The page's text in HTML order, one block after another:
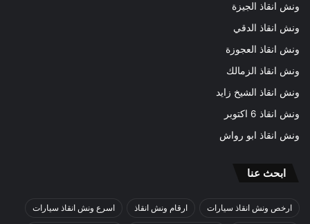
ونش انقاذ الجيزة
ونش انقاذ الدقي
ونش انقاذ العجوزة
ونش انقاذ الزمالك
ونش انقاذ الشيخ زايد
ونش انقاذ 6 اكتوبر
ونش انقاذ ابو رواش
ابحث عنا
ارخص ونش انقاذ سيارات ارقام ونش انقاذ اسرع ونش انقاذ سيارات